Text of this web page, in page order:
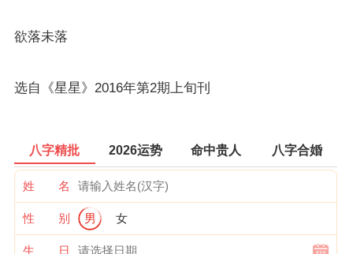
欲落未落
选自《星星》2016年第2期上旬刊
八字精批 2026运势 命中贵人 八字合婚
姓 名
性 别 男 女
生 日